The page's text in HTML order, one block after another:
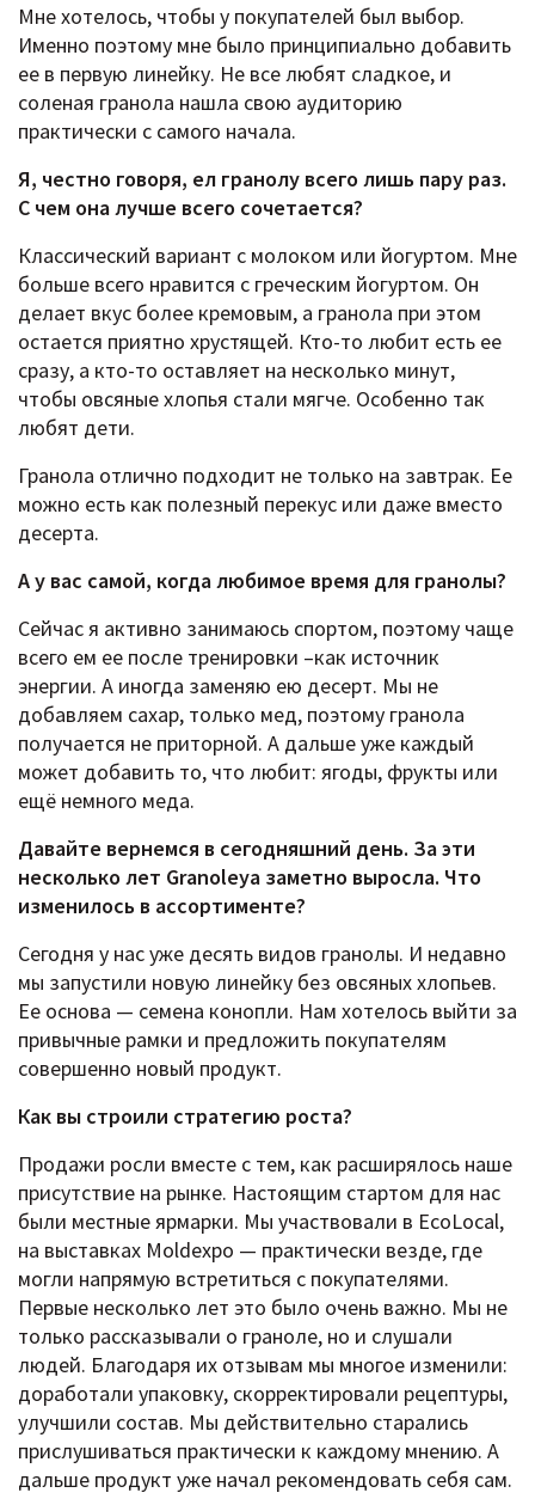
Мне хотелось, чтобы у покупателей был выбор.
Именно поэтому мне было принципиально добавить
ее в первую линейку. Не все любят сладкое, и
соленая гранола нашла свою аудиторию
практически с самого начала.
Я, честно говоря, ел гранолу всего лишь пару раз.
С чем она лучше всего сочетается?
Классический вариант с молоком или йогуртом. Мне
больше всего нравится с греческим йогуртом. Он
делает вкус более кремовым, а гранола при этом
остается приятно хрустящей. Кто-то любит есть ее
сразу, а кто-то оставляет на несколько минут,
чтобы овсяные хлопья стали мягче. Особенно так
любят дети.
Гранола отлично подходит не только на завтрак. Ее
можно есть как полезный перекус или даже вместо
десерта.
А у вас самой, когда любимое время для гранолы?
Сейчас я активно занимаюсь спортом, поэтому чаще
всего ем ее после тренировки –как источник
энергии. А иногда заменяю ею десерт. Мы не
добавляем сахар, только мед, поэтому гранола
получается не приторной. А дальше уже каждый
может добавить то, что любит: ягоды, фрукты или
ещё немного меда.
Давайте вернемся в сегодняшний день. За эти
несколько лет Granoleya заметно выросла. Что
изменилось в ассортименте?
Сегодня у нас уже десять видов гранолы. И недавно
мы запустили новую линейку без овсяных хлопьев.
Ее основа — семена конопли. Нам хотелось выйти за
привычные рамки и предложить покупателям
совершенно новый продукт.
Как вы строили стратегию роста?
Продажи росли вместе с тем, как расширялось наше
присутствие на рынке. Настоящим стартом для нас
были местные ярмарки. Мы участвовали в EcoLocal,
на выставках Moldexpo — практически везде, где
могли напрямую встретиться с покупателями.
Первые несколько лет это было очень важно. Мы не
только рассказывали о граноле, но и слушали
людей. Благодаря их отзывам мы многое изменили:
доработали упаковку, скорректировали рецептуры,
улучшили состав. Мы действительно старались
прислушиваться практически к каждому мнению. А
дальше продукт уже начал рекомендовать себя сам.